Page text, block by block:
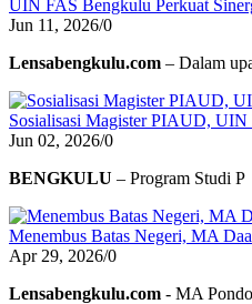
UIN FAS Bengkulu Perkuat
Jun 11, 2026/0
Lensabengkulu.com – Dalam
Sosialisasi Magister PIAUD,
Jun 02, 2026/0
BENGKULU – Program Studi P
Menembus Batas Negeri, MA
Apr 29, 2026/0
Lensabengkulu.com - MA